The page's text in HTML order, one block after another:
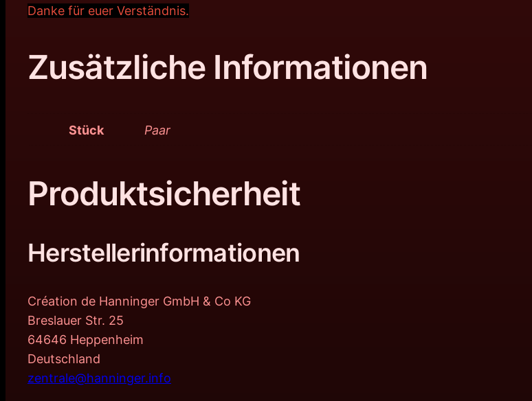
Danke für euer Verständnis.
Zusätzliche Informationen
Stück Paar
Produktsicherheit
Herstellerinformationen
Création de Hanninger GmbH & Co KG
Breslauer Str. 25
64646 Heppenheim
Deutschland
zentrale@hanninger.info